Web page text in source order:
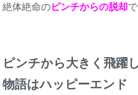
絶体絶命のピンチからの脱却
ピンチから大きく飛躍
物語はハッピーエンド